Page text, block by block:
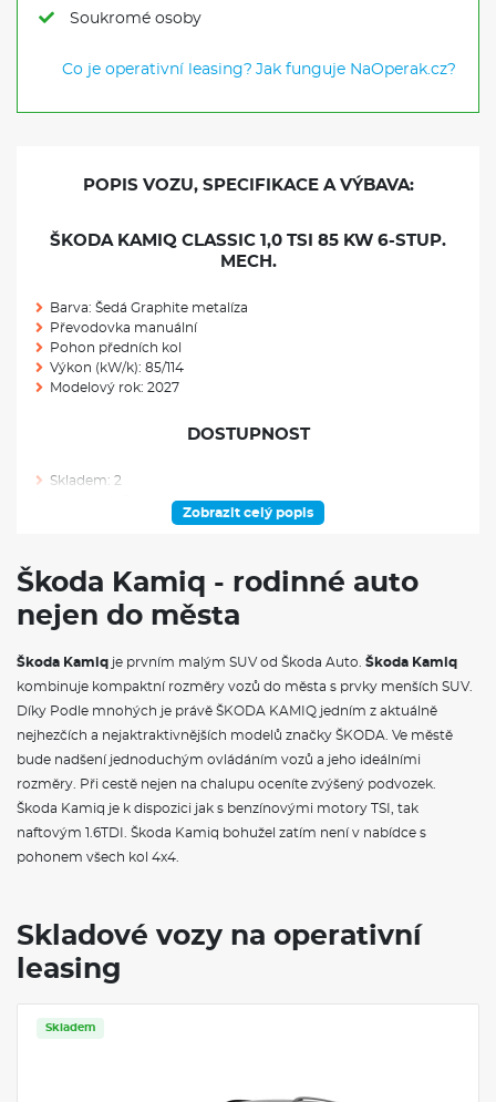
Soukromé osoby
Co je operativní leasing? Jak funguje NaOperak.cz?
POPIS VOZU, SPECIFIKACE A VÝBAVA:
ŠKODA KAMIQ CLASSIC 1,0 TSI 85 KW 6-STUP.
MECH.
Barva: Šedá Graphite metalíza
Převodovka manuální
Pohon předních kol
Výkon (kW/k): 85/114
Modelový rok: 2027
DOSTUPNOST
Skladem: 2
Rezervní kolo neplnohodnotné
Rezervní kolo (neplnohodnotné)
Funkce ECO
Drive Mode Select bez Chassis Presets
KESSY pro alarm - bezklíčové odemykání a zamykání
Alarm
Parkovací senzory vpředu a vzadu
City plus
VÝBAVA VE VÝBAVA STUPNI
Upínací přípravek v zavazadlovém prostoru
Síťový program
Hlavice/madlo řadící páky z kůže
Schránka na brýle
Dekorační obložení šedý Crepe, orámování černé
Klimatizace s mechanickou regulací
Nárazníky v barvě vozidla
Zobrazit celý popis
Škoda Kamiq - rodinné auto
nejen do města
Škoda Kamiq je prvním malým SUV od Škoda Auto. Škoda Kamiq
kombinuje kompaktní rozměry vozů do města s prvky menších SUV.
Díky Podle mnohých je právě ŠKODA KAMIQ jedním z aktuálně
nejhezčích a nejaktraktivnějších modelů značky ŠKODA. Ve městě
bude nadšení jednoduchým ovládáním vozů a jeho ideálními
rozměry. Při cestě nejen na chalupu oceníte zvýšený podvozek.
Škoda Kamiq je k dispozici jak s benzínovými motory TSI, tak
naftovým 1.6TDI. Škoda Kamiq bohužel zatím není v nabídce s
pohonem všech kol 4x4.
Skladové vozy na operativní
leasing
Skladem